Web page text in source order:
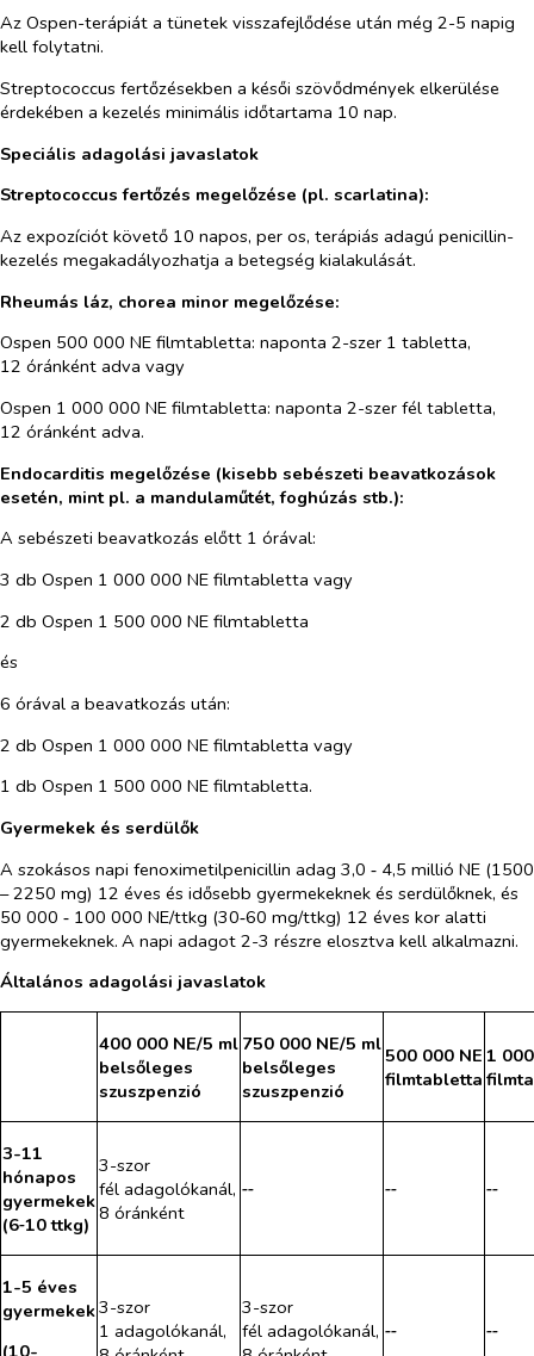
Az Ospen-terápiát a tünetek visszafejlődése után még 2-5 napig
kell folytatni.
Streptococcus fertőzésekben a késői szövődmények elkerülése
érdekében a kezelés minimális időtartama 10 nap.
Speciális adagolási javaslatok
Streptococcus fertőzés megelőzése (pl. scarlatina):
Az expozíciót követő 10 napos, per os, terápiás adagú penicillin-
kezelés megakadályozhatja a betegség kialakulását.
Rheumás láz, chorea minor megelőzése:
Ospen 500 000 NE filmtabletta: naponta 2-szer 1 tabletta,
12 óránként adva vagy
Ospen 1 000 000 NE filmtabletta: naponta 2-szer fél tabletta,
12 óránként adva.
Endocarditis megelőzése (kisebb sebészeti beavatkozások
esetén, mint pl. a mandulaműtét, foghúzás stb.):
A sebészeti beavatkozás előtt 1 órával:
3 db Ospen 1 000 000 NE filmtabletta vagy
2 db Ospen 1 500 000 NE filmtabletta
és
6 órával a beavatkozás után:
2 db Ospen 1 000 000 NE filmtabletta vagy
1 db Ospen 1 500 000 NE filmtabletta.
Gyermekek és serdülők
A szokásos napi fenoximetilpenicillin adag 3,0 ‑ 4,5 millió NE (1500
– 2250 mg) 12 éves és idősebb gyermekeknek és serdülőknek, és
50 000 ‑ 100 000 NE/ttkg (30‑60 mg/ttkg) 12 éves kor alatti
gyermekeknek. A napi adagot 2-3 részre elosztva kell alkalmazni.
Általános adagolási javaslatok
400 000 NE/5 ml
belsőleges
szuszpenzió
750 000 NE/5 ml
belsőleges
szuszpenzió
500 000 NE
filmtabletta
1
3-11
hónapos
gyermekek
(6‑10 ttkg)
3-szor
fél adagolókanál,
8 óránként
‑‑ ‑‑ ‑‑
1-5 éves
gyermekek3-szor
1 adagolókanál,
3-szor
fél adagolókanál, ‑‑ ‑‑